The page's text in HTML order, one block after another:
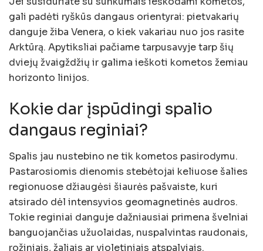
gali padėti ryškūs dangaus orientyrai: pietvakarių
danguje žiba Venera, o kiek vakariau nuo jos rasite
Arktūrą. Apytiksliai pačiame tarpusavyje tarp šių
dviejų žvaigždžių ir galima ieškoti kometos žemiau
horizonto linijos.
Kokie dar įspūdingi spalio
dangaus reginiai?
Spalis jau nustebino ne tik kometos pasirodymu.
Pastarosiomis dienomis stebėtojai keliuose šalies
regionuose džiaugėsi šiaurės pašvaiste, kuri
atsirado dėl intensyvios geomagnetinės audros.
Tokie reginiai danguje dažniausiai primena švelniai
banguojančias užuolaidas, nuspalvintas raudonais,
rožiniais, žaliais ar violetiniais atspalviais.